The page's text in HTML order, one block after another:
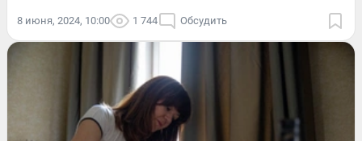
8 июня, 2024, 10:00 1 744 Обсудить